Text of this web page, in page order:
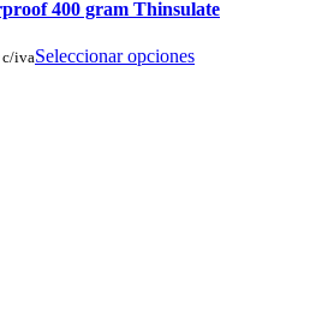
400 gram Thinsulate
ivaSeleccionar opciones